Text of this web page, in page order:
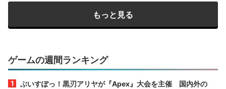
もっと見る
ゲームの週間ランキング
ぶいすぽっ！黒刃アリヤが『Apex』大会を主催 国内外の